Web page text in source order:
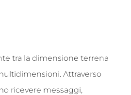
tra la dimensione terrena
Attraverso
ricevere messaggi,